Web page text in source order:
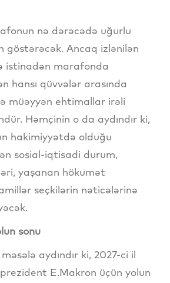
nə dərəcədə uğurlu
göstərəcək. Ancaq izlənilən
istinadən marafonda
hansı qüvvələr arasında
müəyyən ehtimallar irəli
Həmçinin o da aydındır ki,
hakimiyyətdə olduğu
sosial-iqtisadi durum,
yaşanan hökumət
seçkilərin nəticələrinə
sonu
aydındır ki, 2027-ci il
prezident E.Makron üçün yolun